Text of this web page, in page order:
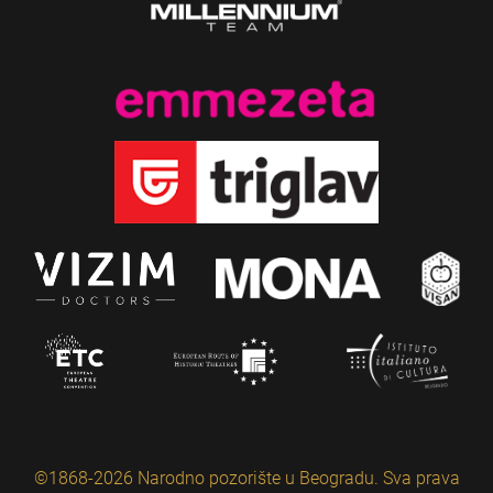
©1868-2026 Narodno pozorište u Beogradu. Sva prava